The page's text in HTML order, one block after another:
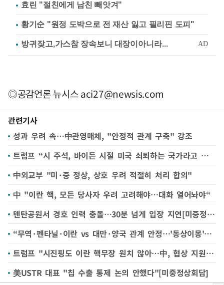
효린 "절친에게 남친 빼앗겨"
황기순 "원정 도박으로 전 재산 잃고 필리핀 도피"
◎공감언론 뉴시스aci27@newsis.com
관련기사
성과 우려 속…中관영매체, "안정적 관계 구축" 강조
트럼프 “시 주석, 바이든 시절 미국 쇠퇴하는 국가라고 언급”
中외교부 "미·중 정상, 상호 우려 적절히 처리 합의"
中 "이란 핵, 모든 당사자 우려 고려해야…대화 열어놔야“
톈탄공원서 경호 인력 충돌…30분 넘게 입장 지연[미중정상회담]
“무역·펜타닐·이란 vs 대만·양국 관계 안정…'동상이몽'”[미중정상회담]
트럼프 "시진핑도 이란 핵무장 원치 않아…中, 협상 지원 의사"(종합2보)
美USTR 대표 "칩 수출 통제 논의 안했다"[미중정상회담]